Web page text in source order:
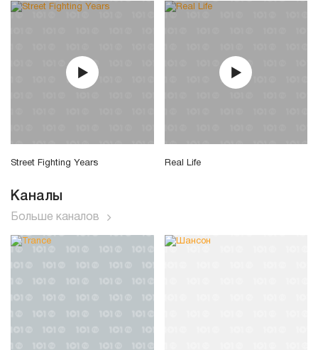
Street Fighting Years Real Life
Каналы
Больше каналов